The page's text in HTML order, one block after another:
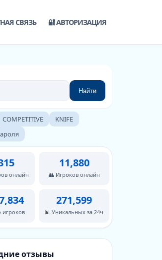
СВЯЗЬ 🔐 АВТОРИЗАЦИЯ
Найти
COMPETITIVE
KNIFE
онлайн
11,880
👥 Игроков онлайн
игроков
271,599
📊 Уникальных за 24ч
отзывы